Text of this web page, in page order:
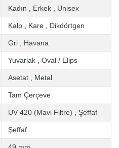
Kadın Erkek Unisex
Kalp Kare Dikdörtgen
Gri Havana
Yuvarlak Oval / Elips
Asetat Metal
Tam Çerçeve
UV 420 (Mavi Filtre) Şeffaf
Şeffaf